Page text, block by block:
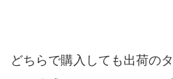
どちらで購入しても出荷の